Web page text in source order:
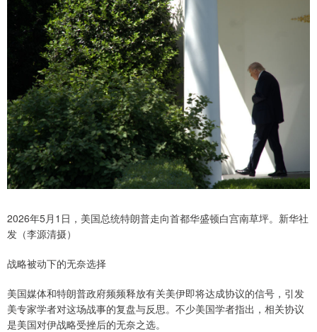
2026年5月1日，美国总统特朗普走向首都华盛顿白宫南草坪。新华社
发（李源清摄）
战略被动下的无奈选择
美国媒体和特朗普政府频频释放有关美伊即将达成协议的信号，引发
美专家学者对这场战事的复盘与反思。不少美国学者指出，相关协议
是美国对伊战略受挫后的无奈之选。